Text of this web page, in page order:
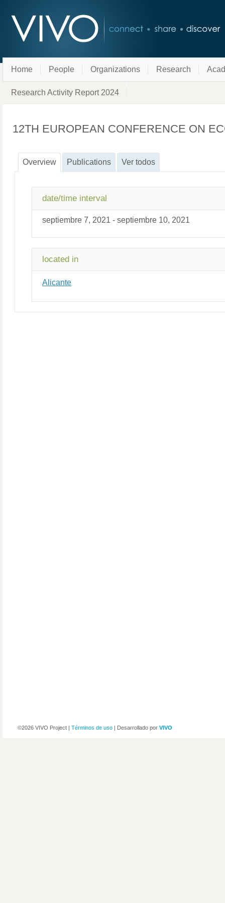
Home People Organizations Research
Research Activity Report 2024
12TH EUROPEAN CONFERENCE ON
Overview Publications Ver todos
date/time interval
septiembre 7, 2021 - septiembre 10, 2021
located in
Alicante
©2026 VIVO Project | Términos de uso | Desarrollado por VIVO